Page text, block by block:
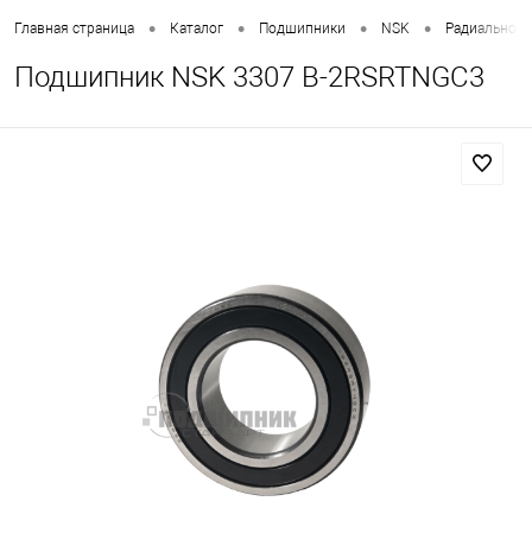
Главная страница • Каталог • Подшипники • NSK • Радиально-
Подшипник NSK 3307 B-2RSRTNGC3